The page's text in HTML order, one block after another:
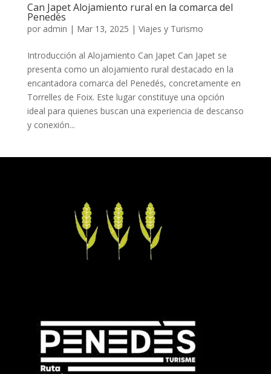
Can Japet Alojamiento rural en la comarca del
Penedés
por admin | Mar 13, 2025 | Viajes y Turismo
Introducción al Alojamiento Can Japet Can Japet se
presenta como un alojamiento rural destacado en la
encantadora comarca del Penedés, concretamente en
Torrelles de Foix. Este lugar constituye una opción
ideal para quienes buscan una experiencia de descanso
y conexión...